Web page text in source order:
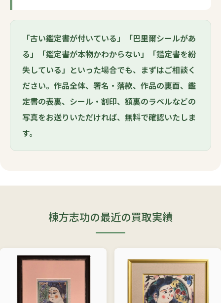
「古い鑑定書が付いている」「巴里爾シールがあ
る」「鑑定書が本物かわからない」「鑑定書を紛
失している」といった場合でも、まずはご相談く
ださい。作品全体、署名・落款、作品の裏面、鑑
定書の表裏、シール・割印、額裏のラベルなどの
写真をお送りいただければ、無料で確認いたしま
す。
棟方志功の最近の買取実績